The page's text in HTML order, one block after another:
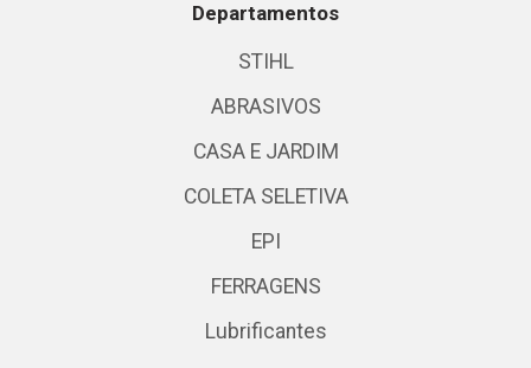
Departamentos
STIHL
ABRASIVOS
CASA E JARDIM
COLETA SELETIVA
EPI
FERRAGENS
Lubrificantes